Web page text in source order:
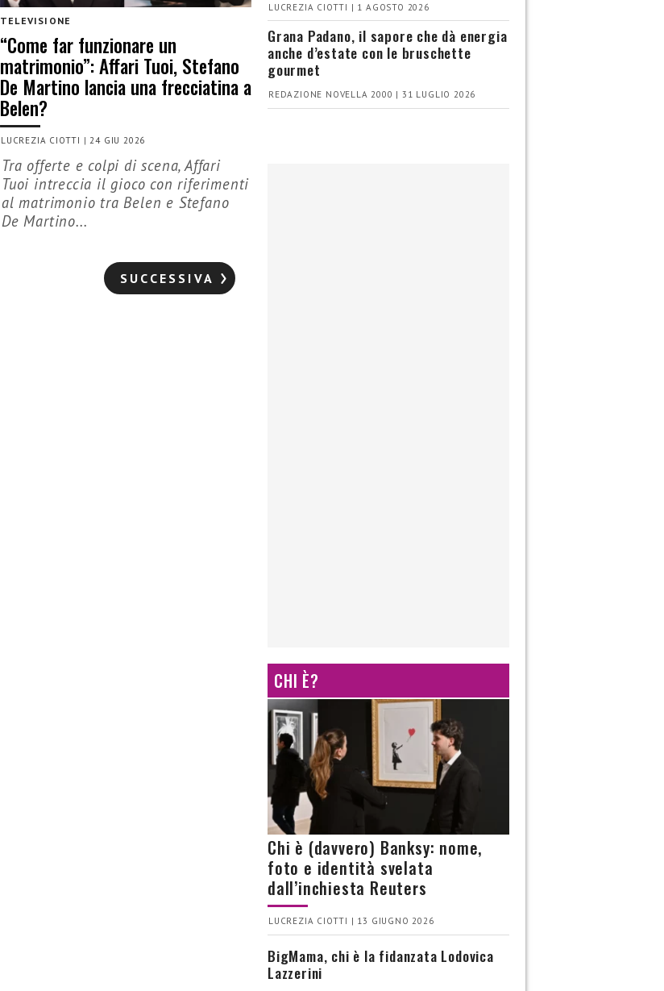
TELEVISIONE
“Come far funzionare un
matrimonio”: Affari Tuoi, Stefano
De Martino lancia una frecciatina a
Belen?
LUCREZIA CIOTTI |24 GIU 2026
Tra offerte e colpi di scena, Affari
Tuoi intreccia il gioco con riferimenti
al matrimonio tra Belen e Stefano
De Martino...
SUCCESSIVA
LUCREZIA CIOTTI | 1 AGOSTO 2026
Grana Padano, il sapore che dà energia
anche d’estate con le bruschette
gourmet
REDAZIONE NOVELLA 2000 | 31 LUGLIO 2026
CHI È?
Chi è (davvero) Banksy: nome,
foto e identità svelata
dall’inchiesta Reuters
LUCREZIA CIOTTI | 13 GIUGNO 2026
BigMama, chi è la fidanzata Lodovica
Lazzerini